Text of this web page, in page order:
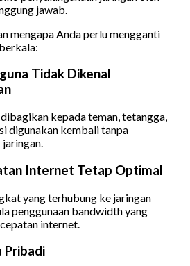
jawab.
mengapa Anda perlu mengganti
Tidak Dikenal
kepada teman, tetangga,
digunakan kembali tanpa
Internet Tetap Optimal
yang terhubung ke jaringan
penggunaan bandwidth yang
internet.
Pribadi